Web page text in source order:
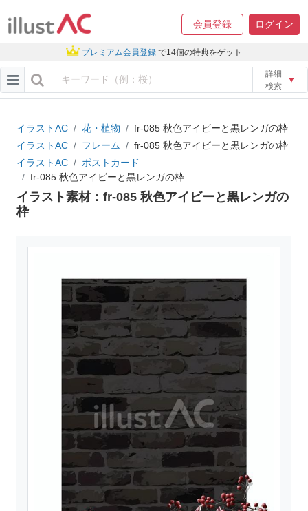
会員登録 ログイン
プレミアム会員登録 で14個の特典をゲット
詳細
検索
▼
イラストAC 花・植物
fr-085 秋色アイビーと黒レンガの枠
イラストAC
フレーム
fr-085 秋色アイビーと黒レンガの枠
イラストAC
ポストカード
fr-085 秋色アイビーと黒レンガの枠
イラスト素材：fr-085 秋色アイビーと黒レンガの
枠